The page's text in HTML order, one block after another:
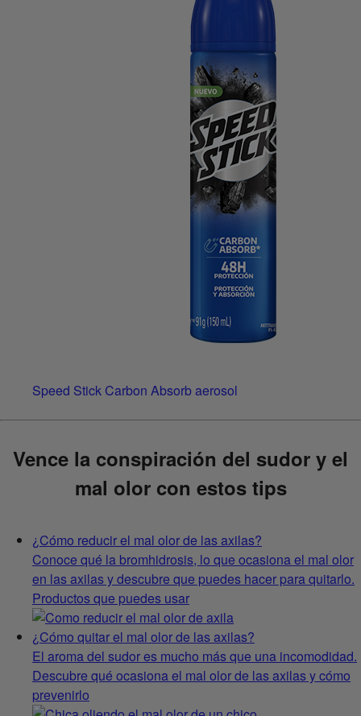
Speed Stick Carbon Absorb aerosol
Vence la conspiración del sudor y el
mal olor con estos tips
¿Cómo reducir el mal olor de las axilas?
Conoce qué la bromhidrosis, lo que ocasiona el mal olor
en las axilas y descubre que puedes hacer para quitarlo.
Productos que puedes usar
¿Cómo quitar el mal olor de las axilas?
El aroma del sudor es mucho más que una incomodidad.
Descubre qué ocasiona el mal olor de las axilas y cómo
prevenirlo